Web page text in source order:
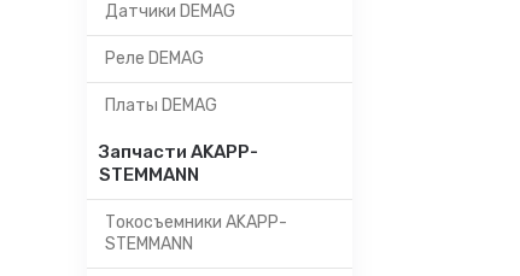
Датчики DEMAG
Реле DEMAG
Платы DEMAG
Запчасти AKAPP-
STEMMANN
Токосъемники AKAPP-
STEMMANN